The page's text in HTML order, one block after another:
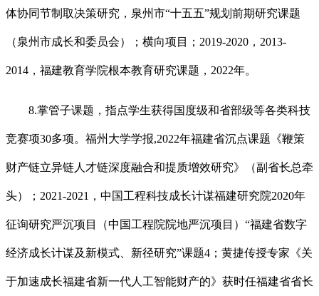
体协同节制取决策研究，泉州市“十五五”规划前期研究课题
（泉州市成长和委员会）；横向项目；2019-2020，2013-
2014，福建教育学院根本教育研究课题，2022年。
8.掌管子课题，指点学生获得国度级和省部级等各类科技
竞赛项30多项。福州大学学报,2022年福建省沉点课题《鞭策
财产链立异链人才链深度融合和提质增效研究》（副省长总牵
头）；2021-2021，中国工程科技成长计谋福建研究院2020年
征询研究严沉项目（中国工程院院地严沉项目）“福建省数字
经济成长计谋及新模式、新径研究”课题4；黄捷传授专家《关
于加速成长福建省新一代人工智能财产的》获时任福建省省长